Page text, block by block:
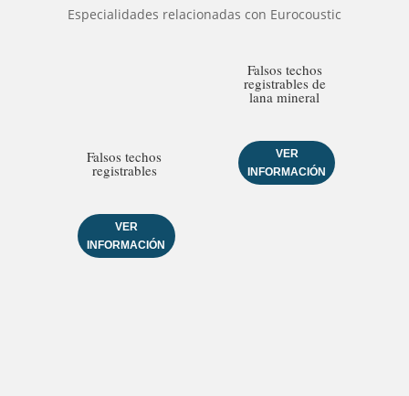
Especialidades relacionadas con Eurocoustic
Falsos techos
registrables
VER
INFORMACIÓN
Falsos techos
registrables de
lana mineral
VER
INFORMACIÓN